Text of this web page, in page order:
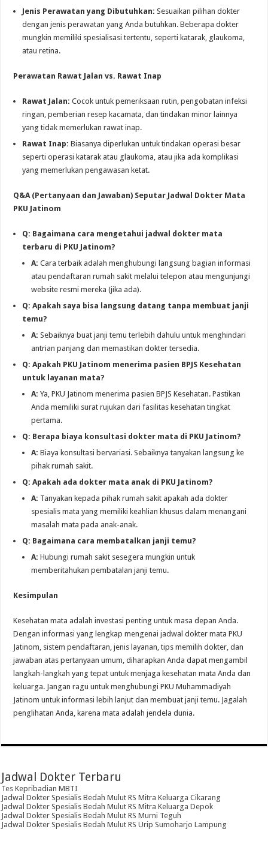
Jenis Perawatan yang Dibutuhkan: Sesuaikan pilihan dokter
dengan jenis perawatan yang Anda butuhkan. Beberapa dokter
mungkin memiliki spesialisasi tertentu, seperti katarak, glaukoma,
atau retina.
Perawatan Rawat Jalan vs. Rawat Inap
Rawat Jalan: Cocok untuk pemeriksaan rutin, pengobatan infeksi
ringan, pemberian resep kacamata, dan tindakan minor lainnya
yang tidak memerlukan rawat inap.
Rawat Inap: Biasanya diperlukan untuk tindakan operasi besar
seperti operasi katarak atau glaukoma, atau jika ada komplikasi
yang memerlukan pengawasan ketat.
Q&A (Pertanyaan dan Jawaban) Seputar Jadwal Dokter Mata
PKU Jatinom
Q: Bagaimana cara mengetahui jadwal dokter mata
terbaru di PKU Jatinom?
A: Cara terbaik adalah menghubungi langsung bagian informasi
atau pendaftaran rumah sakit melalui telepon atau mengunjungi
website resmi mereka (jika ada).
Q: Apakah saya bisa langsung datang tanpa membuat janji
temu?
A: Sebaiknya buat janji temu terlebih dahulu untuk menghindari
antrian panjang dan memastikan dokter tersedia.
Q: Apakah PKU Jatinom menerima pasien BPJS Kesehatan
untuk layanan mata?
A: Ya, PKU Jatinom menerima pasien BPJS Kesehatan. Pastikan
Anda memiliki surat rujukan dari fasilitas kesehatan tingkat
pertama.
Q: Berapa biaya konsultasi dokter mata di PKU Jatinom?
A: Biaya konsultasi bervariasi. Sebaiknya tanyakan langsung ke
pihak rumah sakit.
Q: Apakah ada dokter mata anak di PKU Jatinom?
A: Tanyakan kepada pihak rumah sakit apakah ada dokter
spesialis mata yang memiliki keahlian khusus dalam menangani
masalah mata pada anak-anak.
Q: Bagaimana cara membatalkan janji temu?
A: Hubungi rumah sakit sesegera mungkin untuk
memberitahukan pembatalan janji temu.
Kesimpulan
Kesehatan mata adalah investasi penting untuk masa depan Anda.
Dengan informasi yang lengkap mengenai jadwal dokter mata PKU
Jatinom, sistem pendaftaran, jenis layanan, tips memilih dokter, dan
jawaban atas pertanyaan umum, diharapkan Anda dapat mengambil
langkah-langkah yang tepat untuk menjaga kesehatan mata Anda dan
keluarga. Jangan ragu untuk menghubungi PKU Muhammadiyah
Jatinom untuk informasi lebih lanjut dan membuat janji temu. Jagalah
penglihatan Anda, karena mata adalah jendela dunia.
Jadwal Dokter Terbaru
Tes Kepribadian MBTI
Jadwal Dokter Spesialis Bedah Mulut RS Mitra Keluarga Cikarang
Jadwal Dokter Spesialis Bedah Mulut RS Mitra Keluarga Depok
Jadwal Dokter Spesialis Bedah Mulut RS Murni Teguh
Jadwal Dokter Spesialis Bedah Mulut RS Urip Sumoharjo Lampung